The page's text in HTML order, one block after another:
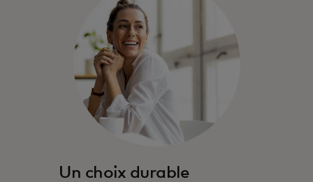
Un choix durable